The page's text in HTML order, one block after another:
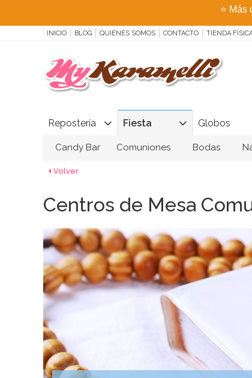
⭐ Más
INICIO BLOG QUIÉNES SOMOS CONTACTO TIENDA
Repostería Fiesta Globos
Candy Bar Comuniones Bodas
Volver
Centros de Mesa